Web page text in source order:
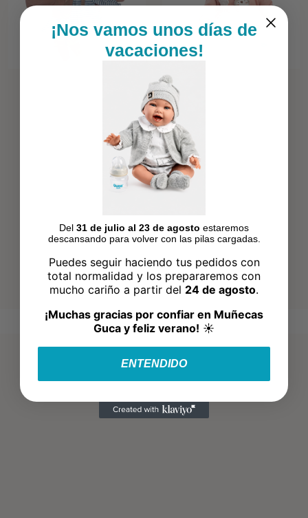
¡Nos vamos unos días de
vacaciones!
Del 31 de julio al 23 de agosto estaremos
descansando para volver con las pilas cargadas.
Puedes seguir haciendo tus pedidos con
total normalidad y los prepararemos con
mucho cariño a partir del 24 de agosto.
¡Muchas gracias por confiar en Muñecas
Guca y feliz verano! ☀️
ENTENDIDO